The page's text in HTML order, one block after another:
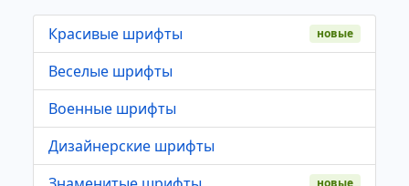
Красивые шрифты новые
Веселые шрифты
Военные шрифты
Дизайнерские шрифты
новые